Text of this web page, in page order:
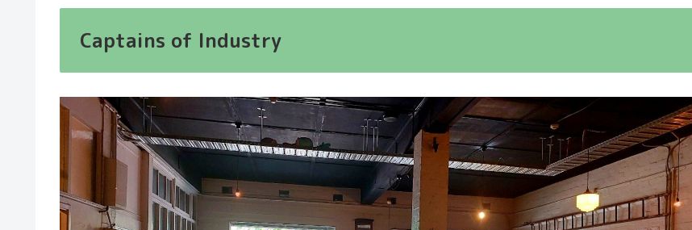
Captains of Industry